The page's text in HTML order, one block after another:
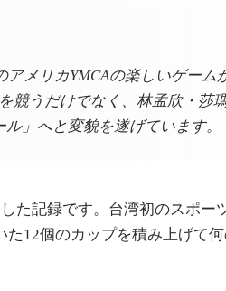
メリカYMCAの楽しいゲーム
競うだけでなく、林孟欣・莎
」へと変貌を遂げています。
た記録です。台湾初のスポー
12個のカップを積み上げて